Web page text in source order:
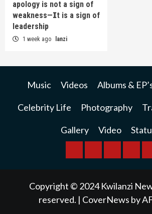
apology is not a sign of
weakness—𝗜t is a sign of
leadership
1 week ago lanzi
Music Videos Albums &
Celebrity Life Photography
Gallery Video
BREAKINGBUSINESS
Copyright © 2024 Kwilanzi
reserved. | CoverNews by